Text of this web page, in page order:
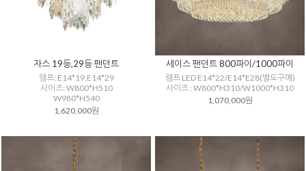
자스 19등,29등 팬던트
램프: E14*19,E14*29
사이즈: W800*H510
W980*H540
1,620,000원
세이스 팬던트 800파이/1000파이
램프 LED E14*22/E14*E28(별도구매)
사이즈 : W800*H310/W1000*H310
1,070,000원